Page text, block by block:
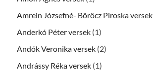
Amrein Józsefné- Böröcz Piroska versek
Anderkó Péter versek (1)
Andók Veronika versek (2)
Andrássy Réka versek (1)